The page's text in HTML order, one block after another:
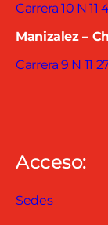
Carrera 10 N 11
Manizalez –
Carrera 9 N 11
Acceso:
Sedes